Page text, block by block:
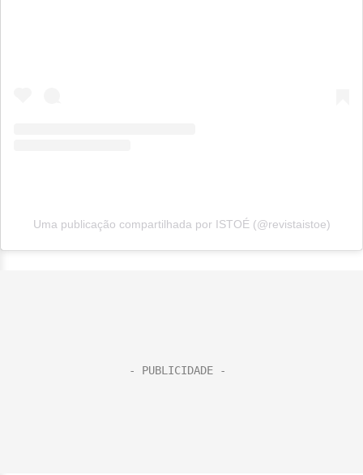
Uma publicação compartilhada por ISTOÉ (@revistaistoe)